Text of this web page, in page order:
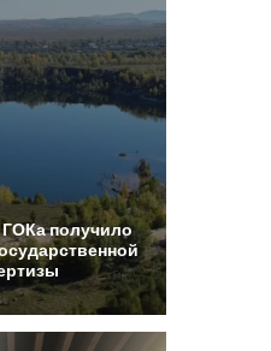
ГОКаполучило